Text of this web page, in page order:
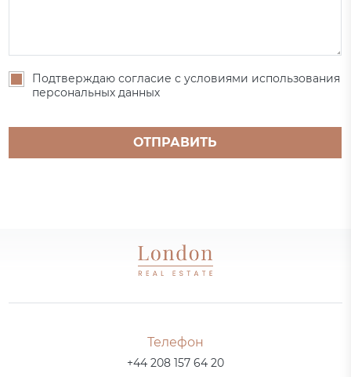
Подтверждаю согласие с условиями использования
персональных данных
ОТПРАВИТЬ
Телефон
+44 208 157 64 20